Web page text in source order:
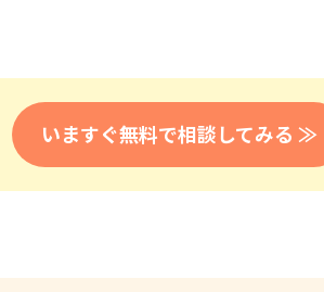
営
貿
採用市場
調査・プレスリリース
お役立ち資料
いますぐ無料で相談してみる ≫